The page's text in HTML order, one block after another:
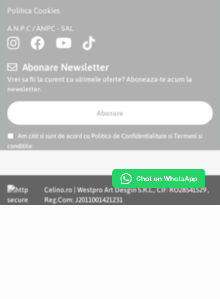
Politica Cookies
A.N.P.C / ANPC - SAL
Abonare Newsletter
Vrei sa fii la curent cu ultimele oferte? Aboneaza-te acum la
newsletter.
Abonare
Am citit si sunt de acord cu Politica de Confidentialitate si
Termeni si
conditiile
Celino.ro | Westpro Art Desgin S.R.L., CIF: RO28541529 ,
Reg.Com: J2011001421231